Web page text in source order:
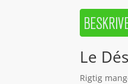
Le
Rigtig